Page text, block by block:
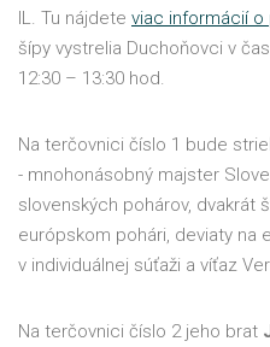
IL. Tu nájdete viac informácií
šípy vystrelia Duchoňovci v
12:30 – 13:30 hod.
Na terčovnici číslo 1 bude
- mnohonásobný majster
slovenských pohárov, dvakrát
európskom pohári, deviaty na
v individuálnej súťaži a víťaz
Na terčovnici číslo 2 jeho brat